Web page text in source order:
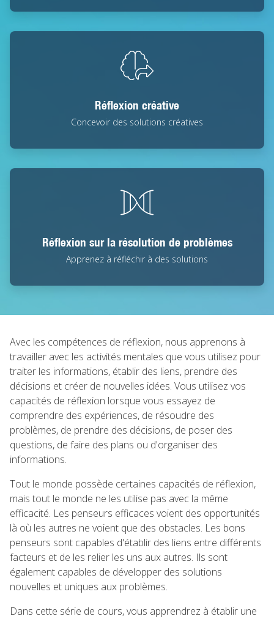
Réflexion créative
Concevoir des solutions créatives
Réflexion sur la résolution de problèmes
Apprenez à réfléchir à des solutions
Avec les compétences de réflexion, nous apprenons à
travailler avec les activités mentales que vous utilisez pour
traiter les informations, établir des liens, prendre des
décisions et créer de nouvelles idées. Vous utilisez vos
capacités de réflexion lorsque vous essayez de
comprendre des expériences, de résoudre des
problèmes, de prendre des décisions, de poser des
questions, de faire des plans ou d'organiser des
informations.
Tout le monde possède certaines capacités de réflexion,
mais tout le monde ne les utilise pas avec la même
efficacité. Les penseurs efficaces voient des opportunités
là où les autres ne voient que des obstacles. Les bons
penseurs sont capables d'établir des liens entre différents
facteurs et de les relier les uns aux autres. Ils sont
également capables de développer des solutions
nouvelles et uniques aux problèmes.
Dans cette série de cours, vous apprendrez à établir une